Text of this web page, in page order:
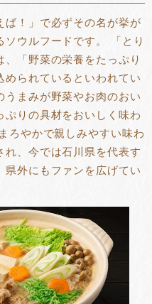
ば！」で必ずその名が挙が
ソウルフードです。 「とり
、「野菜の栄養をたっぷり
められているといわれてい
うまみが野菜やお肉のおい
ぷりの具材をおいしく味わ
ろやかで親しみやすい味わ
れ、今では石川県を代表す
県外にもファンを広げてい